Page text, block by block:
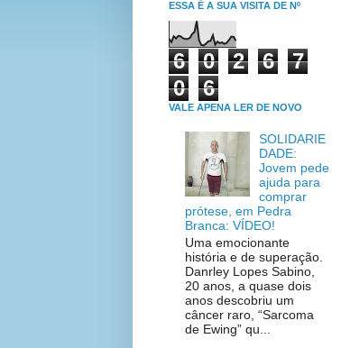
ESSA É A SUA VISITA DE Nº
6 0 2 6
7
0
6
VALE APENA LER DE NOVO
SOLIDARIE
DADE:
Jovem pede
ajuda para
comprar
prótese, em Pedra
Branca: VÍDEO!
Uma emocionante
história e de superação.
Danrley Lopes Sabino,
20 anos, a quase dois
anos descobriu um
câncer raro, “Sarcoma
de Ewing” qu...